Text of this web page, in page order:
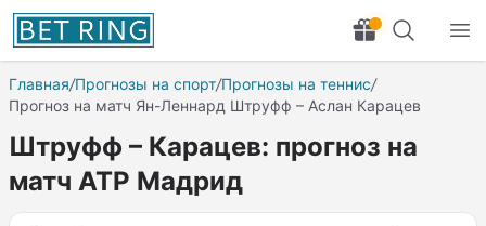
Главная/Прогнозы на спорт/Прогнозы на теннис/
Прогноз на матч Ян-Леннард Штруфф – Аслан Карацев
Штруфф – Карацев: прогноз на
матч ATP Мадрид